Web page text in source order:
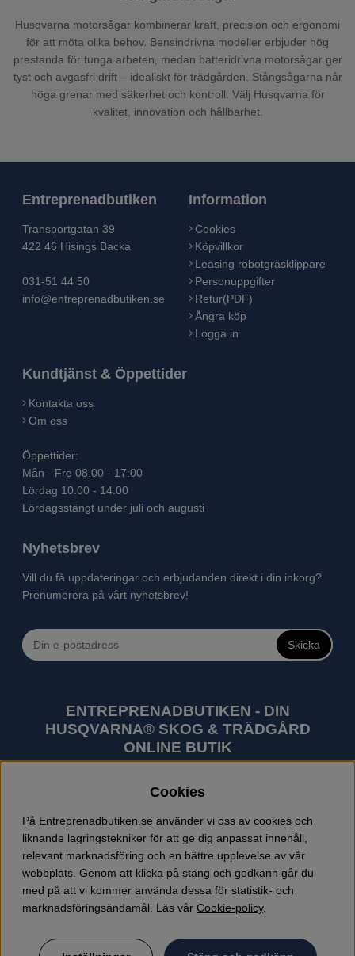
Husqvarna motorsågar kombinerar kraft, precision och ergonomi
för att möta olika behov. Bensindrivna modeller erbjuder hög
prestanda för tunga arbeten, medan batteridrivna motorsågar ger
tyst och avgasfri drift – idealiskt för trädgården. Stångsågarna når
höga grenar med säkerhet och kontroll. Välj Husqvarna för
kvalitet, innovation och hållbarhet.
Entreprenadbutiken
Transportgatan 39
422 46 Hisings Backa
031-51 44 50
info@entreprenadbutiken.se
Information
Cookies
Köpvillkor
Leasing robotgräsklippare
Personuppgifter
Retur(PDF)
Ångra köp
Logga in
Kundtjänst & Öppettider
Kontakta oss
Om oss
Öppettider:
Mån - Fre 08.00 - 17:00
Lördag 10.00 - 14.00
Lördagsstängt under juli och augusti
Nyhetsbrev
Vill du få uppdateringar och erbjudanden direkt i din inkorg?
Prenumerera på vårt nyhetsbrev!
Skicka
ENTREPRENADBUTIKEN - DIN
HUSQVARNA® SKOG & TRÄDGÅRD
ONLINE BUTIK
utomhusprodukter som skogsmaskiner och
trädgårdsmaskiner. I sortimentet finns bl.a. robotgräsklippare,
motorsågar, röjsågar, trimmers, riders, åkgräsklippare,
trädgårdstraktorer, gräsklippare, häcksaxar, lövblåsar,
jordfräsar, snöslungor, skyddskläder och arbetskläder.
Entreprenadbutiken har snabba leveranser av Husqvarna
produkter.
Cookies
På Entreprenadbutiken.se använder vi oss av cookies och
liknande lagringstekniker för att ge dig anpassat innehåll,
relevant marknadsföring och en bättre upplevelse av vår
webbplats. Genom att klicka på stäng och godkänn går du
med på att vi kommer använda dessa för statistik- och
marknadsföringsändamål. Läs vår Cookie-policy.